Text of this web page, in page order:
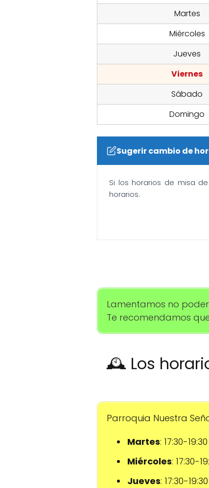
Martes
Miércoles
Jueves
Viernes
Sábado
Domingo
Sugerir cambio de
Si los horarios de misa
horarios.
Lamentamos no
Te recomendamos
🕰️ Los
Parroquia Nuestra
Martes: 17:30-19:30
Miércoles: 17:30-
Jueves: 17:30-19:30